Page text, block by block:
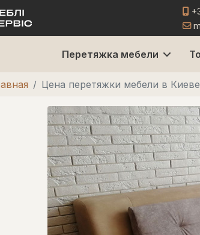
Перетяжка мебели
Цена перетяжки мебели в